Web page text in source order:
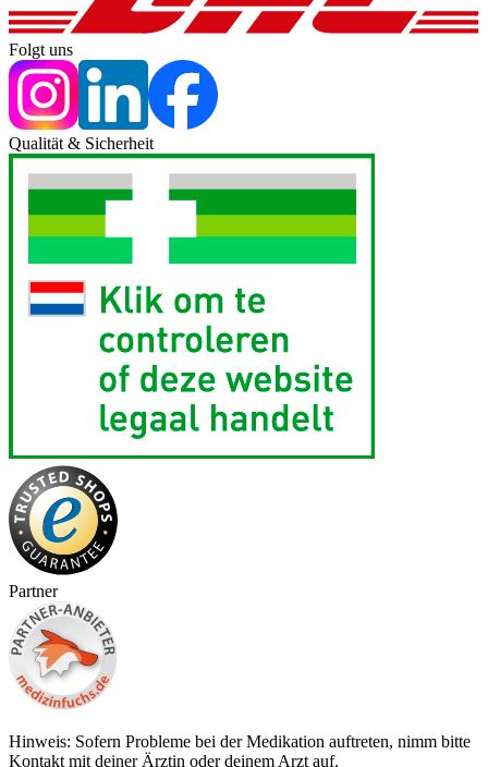
Folgt uns
Qualität & Sicherheit
Partner
Hinweis: Sofern Probleme bei der Medikation auftreten, nimm bitte
Kontakt mit deiner Ärztin oder deinem Arzt auf.